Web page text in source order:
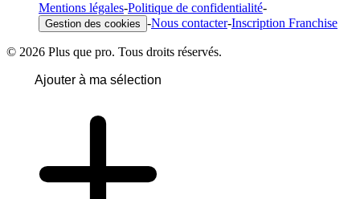
Mentions légales-Politique de confidentialité-
Gestion des cookies -Nous contacter-Inscription Franchise
© 2026 Plus que pro. Tous droits réservés.
Ajouter à ma sélection